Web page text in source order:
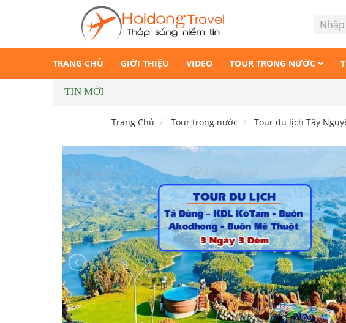
TRANG CHỦ GIỚI THIỆU VIDEO TOUR TRONG NƯỚC
TIN MỚI
Trang Chủ Tour trong nước Tour du lịch Tây